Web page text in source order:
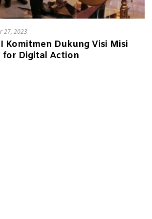
27, 2023
Komitmen Dukung Visi Misi
for Digital Action